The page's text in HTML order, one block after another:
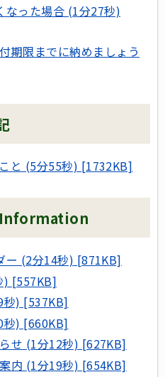
なった場合 (1分27秒)
期限までに納めましょう
と (5分55秒) [1732KB]
ー (2分14秒) [871KB]
) [557KB]
秒) [537KB]
秒) [660KB]
せ (1分12秒) [627KB]
内 (1分19秒) [654KB]